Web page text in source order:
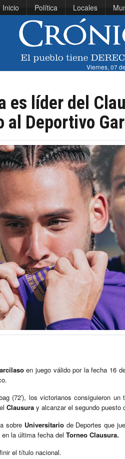
Inicio Política Locales
Viernes, 07
es líder del
al Deportivo
en juego válido por la fecha 16
(72′), los victorianos consiguieron
Clausura y alcanzar el segundo puesto
sobre Universitariode Deportes que
la última fecha del Torneo Clausura.
el título nacional.